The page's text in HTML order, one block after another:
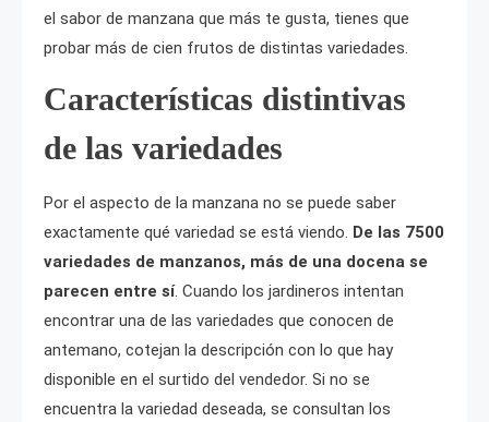
el sabor de manzana que más te gusta, tienes que
probar más de cien frutos de distintas variedades.
Características distintivas
de las variedades
Por el aspecto de la manzana no se puede saber
exactamente qué variedad se está viendo. De las 7500
variedades de manzanos, más de una docena se
parecen entre sí. Cuando los jardineros intentan
encontrar una de las variedades que conocen de
antemano, cotejan la descripción con lo que hay
disponible en el surtido del vendedor. Si no se
encuentra la variedad deseada, se consultan los